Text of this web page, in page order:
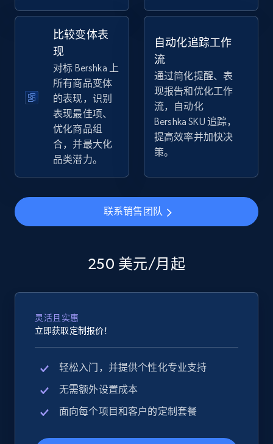
eBay - Gather data on products using
specified keywords
URL, Product id, Title, Seller name, Seller rating,
Seller reviews, Breadcrumbs, Root category, and
more.
2.5K+ 359+ 立即开始
eBay - Collect products from shops on eBay
URL, Product id, Title, Seller name, Seller rating,
eBay - Collect records by category
Seller reviews, Breadcrumbs, Root category, and
2.5K+ 359+ 立即开始
比较变体表
现
对标 Bershka 上
所有商品变体
的表现，识别
表现最佳项、
优化商品组
合，并最大化
品类潜力。
自动化追踪工作
流
通过简化提醒、表
现报告和优化工作
流，自动化
Bershka SKU 追踪，
提高效率并加快决
策。
联系销售团队
250 美元/月起
灵活且实惠
立即获取定制报价！
轻松入门，并提供个性化专业支持
无需额外设置成本
面向每个项目和客户的定制套餐